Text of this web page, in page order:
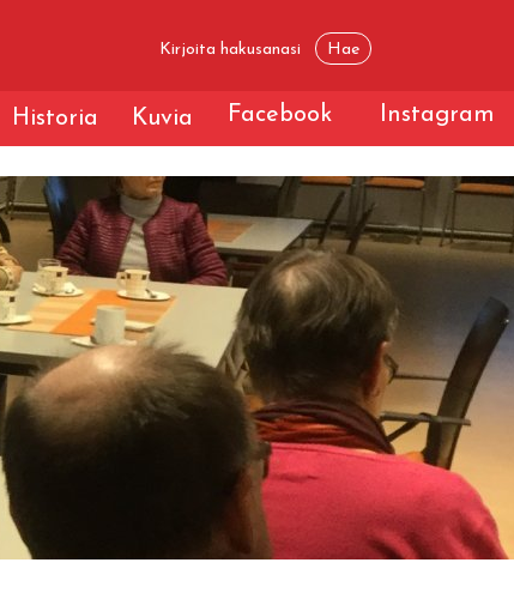
Historia Kuvia Facebook Instagram